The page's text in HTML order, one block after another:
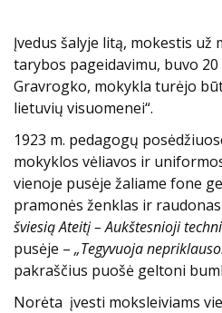
Įvedus šalyje litą, mokestis už
tarybos pageidavimu, buvo 20
Gravrogko, mokykla turėjo
lietuvių visuomenei“.
1923 m. pedagogų
mokyklos vėliavos ir
vienoje pusėje žaliame fone
pramonės ženklas ir
šviesią Ateitį – Aukštesnioji
pusėje – „Tegyvuoja
pakraščius puošė geltoni
Norėta įvesti moksleiviams